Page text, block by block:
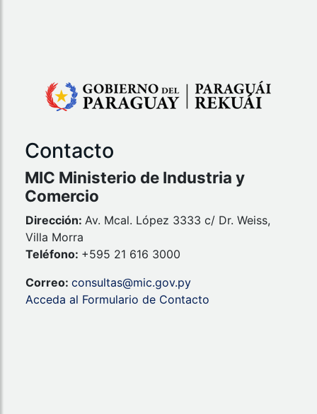
Contacto
MIC Ministerio de Industria y
Comercio
Dirección: Av. Mcal. López 3333 c/ Dr. Weiss,
Villa Morra
Teléfono: +595 21 616 3000
Correo: consultas@mic.gov.py
Acceda al Formulario de Contacto